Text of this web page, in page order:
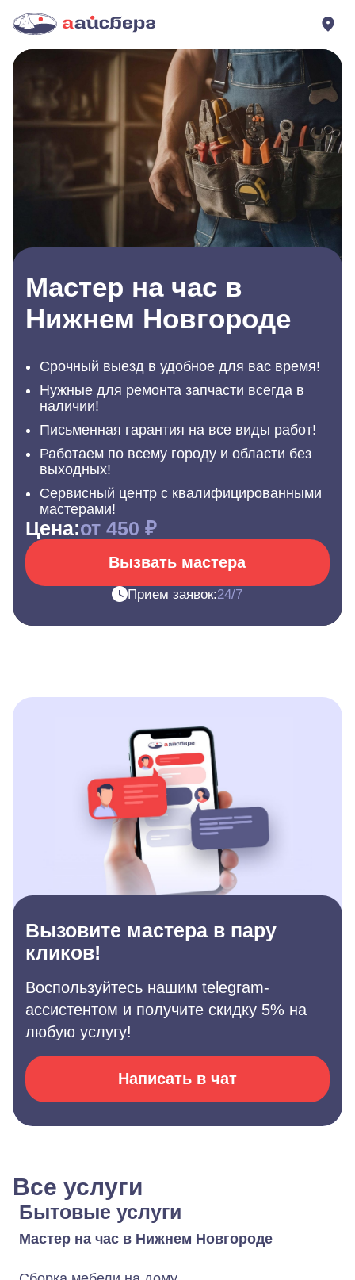
Мастер на час в
Нижнем Новгороде
Срочный выезд в удобное для вас время!
Нужные для ремонта запчасти всегда в
наличии!
Письменная гарантия на все виды работ!
Работаем по всему городу и области без
выходных!
Сервисный центр с квалифицированными
мастерами!
Цена:от 450 ₽
Вызвать мастера
Прием заявок:24/7
Вызовите мастера в пару
кликов!
Воспользуйтесь нашим telegram-
ассистентом и получите скидку 5% на
любую услугу!
Написать в чат
Все услуги
Бытовые услуги
Мастер на час в Нижнем Новгороде